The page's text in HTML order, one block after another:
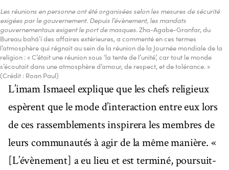
Les réunions en personne ont été organisées selon les mesures de sécurité
exigées par le gouvernement. Depuis l’évènement, les mandats
gouvernementaux exigent le port de masques.Zha-Agabe-Granfar, du
Bureau bahá’í des affaires extérieures, a commenté en ces termes
l’atmosphère qui régnait au sein de la réunion de la Journée mondiale de la
religion : « C’était une réunion sous ‘la tente de l’unité’, car tout le monde
s’écoutait dans une atmosphère d’amour, de respect, et de tolérance. »
(Crédit : Roan Paul)
L’imam Ismaeel explique que les chefs religieux
espèrent que le mode d’interaction entre eux lors
de ces rassemblements inspirera les membres de
leurs communautés à agir de la même manière. «
[L’évènement] a eu lieu et est terminé, poursuit-